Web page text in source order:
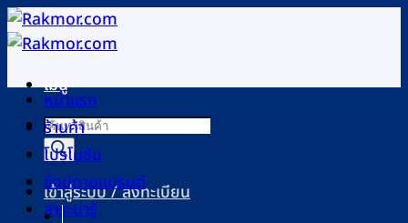
ข้าม
ไป
เนื้อหาเมนู
Products
search
เข้าสู่ระบบ / ลงทะเบียน
หน้าแรก
ร้านค้า
โปรโมชัน
ช้อปตามแบรนด์
สาระน่ารู้